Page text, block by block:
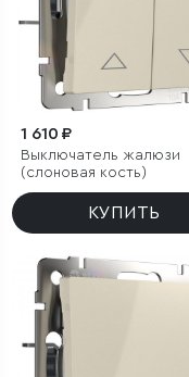
1 610 ₽
Выключатель жалюзи
(слоновая кость)
КУПИТЬ